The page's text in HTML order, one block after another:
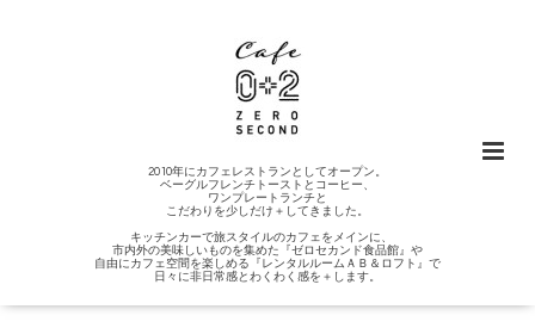
2010年にカフェレストランとしてオープン。
ベーグルフレンチトーストとコーヒー、
ワンプレートランチと
こだわりを少しだけ＋してきました。
キッチンカーで旅スタイルのカフェをメインに、
市内外の美味しいものを集めた『ゼロセカンド食品館』や
自由にカフェ空間を楽しめる『レンタルルームＡＢ＆ロフト』で
日々に非日常感とわくわく感を＋します。